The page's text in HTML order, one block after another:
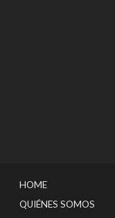
HOME
QUIÉNES SOMOS